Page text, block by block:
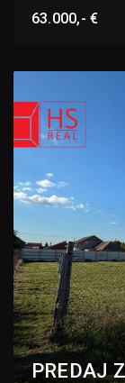
63.000,- €
PREDAJ